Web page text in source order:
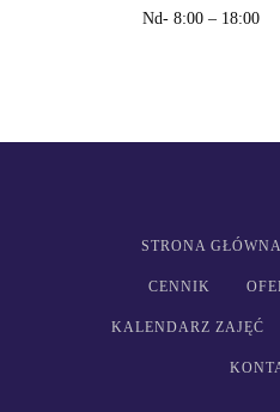
Nd- 8:00 – 18:00
STRONA GŁÓWNA
CENNIK
KALENDARZ ZAJĘĆ